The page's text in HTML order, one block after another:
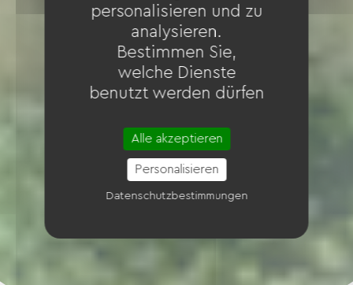
personalisieren und zu
analysieren.
Bestimmen Sie,
welche Dienste
benutzt werden dürfen
Alle akzeptieren
Personalisieren
Datenschutzbestimmungen